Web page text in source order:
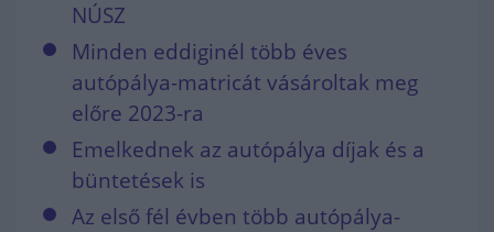
NÚSZ
Minden eddiginél több éves
autópálya-matricát vásároltak meg
előre 2023-ra
Emelkednek az autópálya díjak és a
büntetések is
Az első fél évben több autópálya-